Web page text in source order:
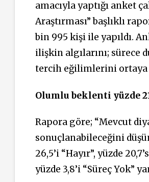
amacıyla yaptığı anket
Araştırması” başlıklı
bin 995 kişi ile yapıldı.
ilişkin algılarını;
tercih eğilimlerini ortaya
Olumlu beklenti yüzde
Rapora göre; “Mevcut
sonuçlanabileceğini
26,5’i “Hayır”, yüzde
yüzde 3,8’i “Süreç Yok”